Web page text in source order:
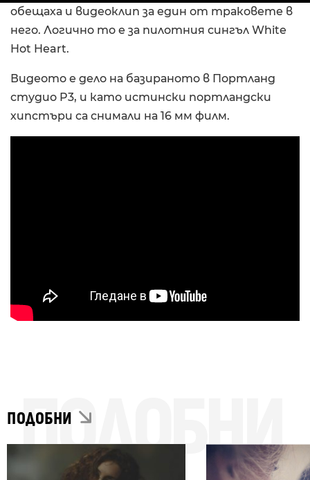
обещаха и видеоклип за един от траковете в
него. Логично то е за пилотния сингъл White
Hot Heart.
Видеото е дело на базираното в Портланд
студио P3, и като истински портландски
хипстъри са снимали на 16 мм филм.
ПОДОБНИ
ПОДОБНИ